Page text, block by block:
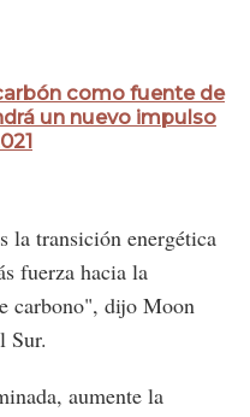
como fuente de
un nuevo impulso
la transición energética
fuerza hacia la
carbono", dijo Moon
Sur.
aumente la